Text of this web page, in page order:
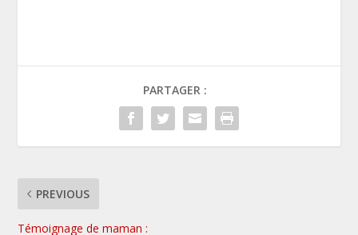
PARTAGER :
PREVIOUS
Témoignage de maman :